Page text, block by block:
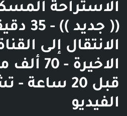
الاستراحة
الانتقال إلى
الاخيرة
قبل 20
الفيديو